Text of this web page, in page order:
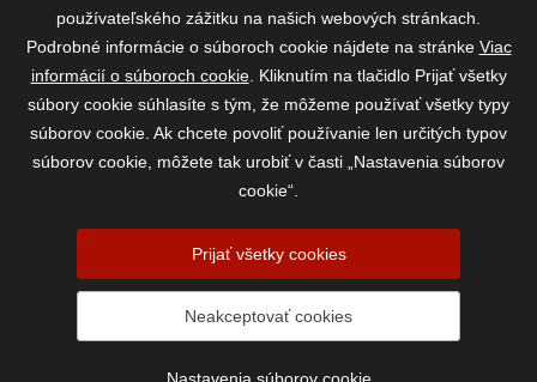
Rýchla a bezpečná platba
2026 ©www.vasekrmivo.sk- Tomáš Kroupa e-shop, Kanice 307, 664 01
Brno-venkov, IČ: 75785439
používateľského zážitku na našich webových stránkach.
Podrobné informácie o súboroch cookie nájdete na stránke Viac
informácií o súboroch cookie. Kliknutím na tlačidlo Prijať všetky
súbory cookie súhlasíte s tým, že môžeme používať všetky typy
súborov cookie. Ak chcete povoliť používanie len určitých typov
súborov cookie, môžete tak urobiť v časti „Nastavenia súborov
cookie“.
Prijať všetky cookies
Neakceptovať cookies